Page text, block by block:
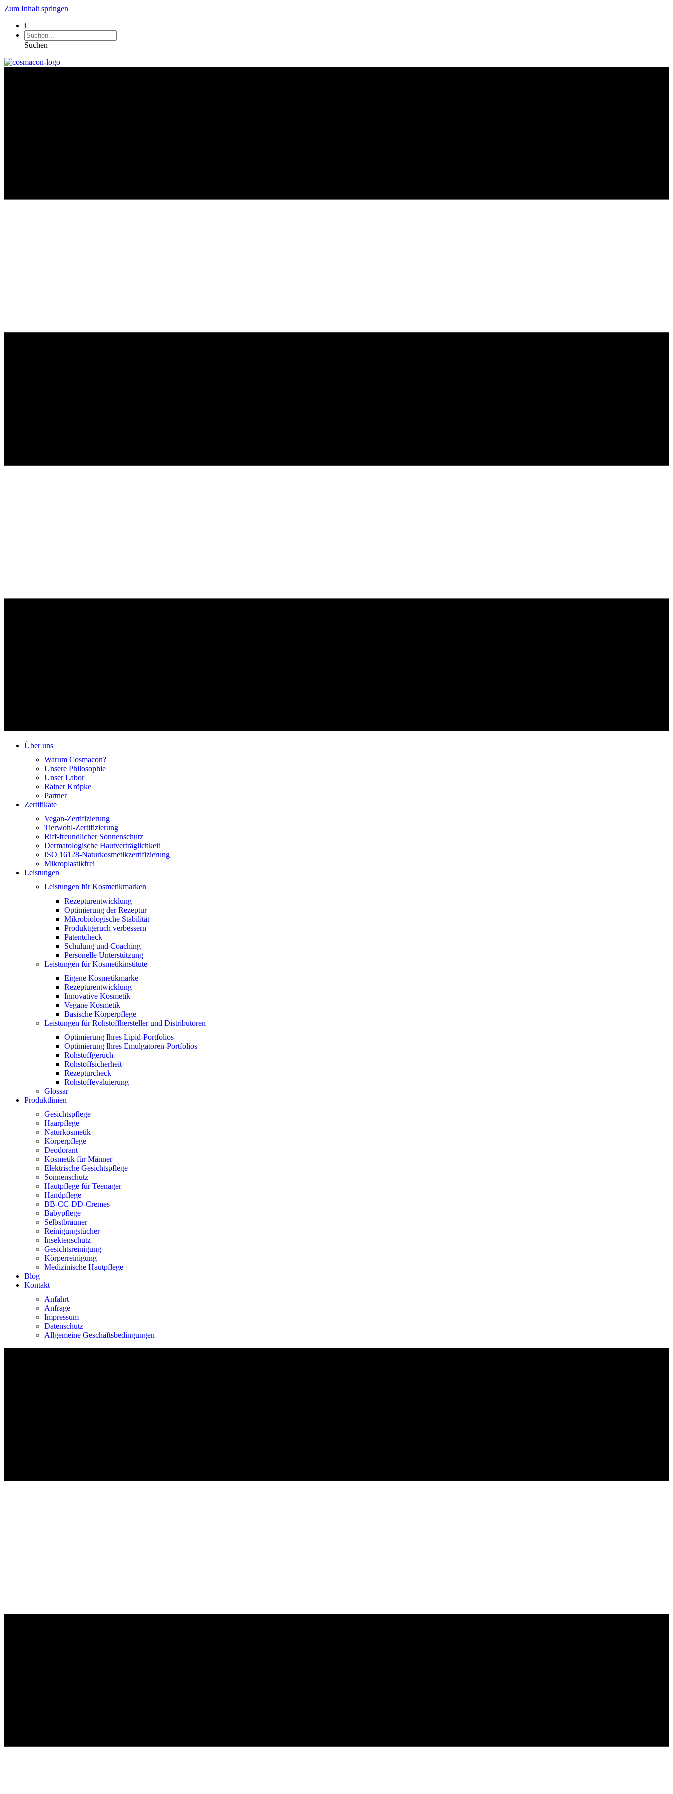
Zum Inhalt springen
i
Suchen
Über uns
Warum Cosmacon?
Unsere Philosophie
Unser Labor
Rainer Kröpke
Partner
Zertifikate
Vegan-Zertifizierung
Tierwohl-Zertifizierung
Riff-freundlicher Sonnenschutz
Dermatologische Hautverträglichkeit
ISO 16128-Naturkosmetikzertifizierung
Mikroplastikfrei
Leistungen
Leistungen für Kosmetikmarken
Rezepturentwicklung
Optimierung der Rezeptur
Mikrobiologische Stabilität
Produktgeruch verbessern
Patentcheck
Schulung und Coaching
Personelle Unterstützung
Leistungen für Kosmetikinstitute
Eigene Kosmetikmarke
Rezepturentwicklung
Innovative Kosmetik
Vegane Kosmetik
Basische Körperpflege
Leistungen für Rohstoffhersteller und Distributoren
Optimierung Ihres Lipid-Portfolios
Optimierung Ihres Emulgatoren-Portfolios
Rohstoffgeruch
Rohstoffsicherheit
Rezepturcheck
Rohstoffevaluierung
Glossar
Produktlinien
Gesichtspflege
Haarpflege
Naturkosmetik
Körperpflege
Deodorant
Kosmetik für Männer
Elektrische Gesichtspflege
Sonnenschutz
Hautpflege für Teenager
Handpflege
BB-CC-DD-Cremes
Babypflege
Selbstbräuner
Reinigungstücher
Insektenschutz
Gesichtsreinigung
Körperreinigung
Medizinische Hautpflege
Blog
Kontakt
Anfahrt
Anfrage
Impressum
Datenschutz
Allgemeine Geschäftsbedingungen